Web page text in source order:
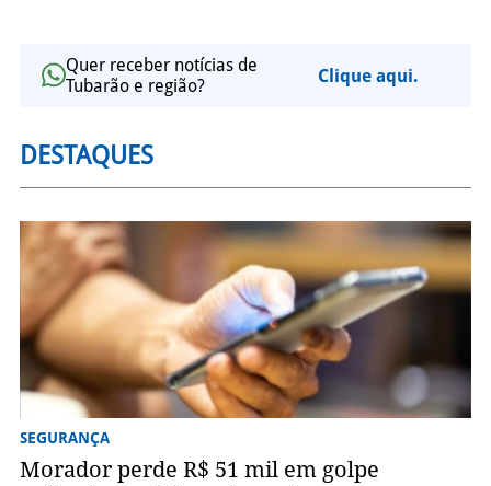
Quer receber notícias de
Tubarão e região?
Clique aqui.
DESTAQUES
SEGURANÇA
Morador perde R$ 51 mil em golpe